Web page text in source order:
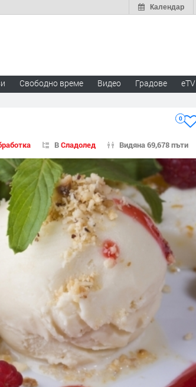
Календар
Свободно време Видео Градове eTV
0
ВСладолед Видяна 69,678 пъти